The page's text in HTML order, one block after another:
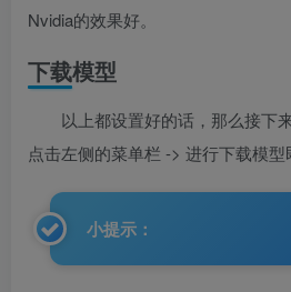
Nvidia的效果好。
下载模型
以上都设置好的话，那么接下
点击左侧的菜单栏 -> 进行下载模型
小提示：